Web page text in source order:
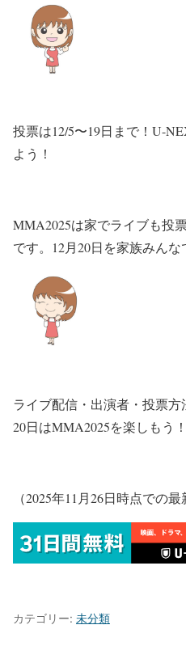
投票は12/5〜19日まで！U-
よう！
MMA2025は家でライブも投
です。12月20日を家族みん
ライブ配信・出演者・投票
20日はMMA2025を楽しもう！
（2025年11月26日時点での
カテゴリー: 未分類